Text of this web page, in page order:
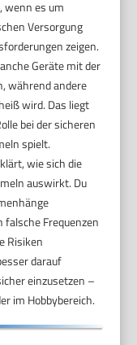
wenn es um
Versorgung
zeigen.
Geräte mit der
während andere
wird. Das liegt
bei der sicheren
spielt.
wie sich die
auswirkt. Du
Frequenzen
Risiken
darauf
einzusetzen –
im Hobbybereich.